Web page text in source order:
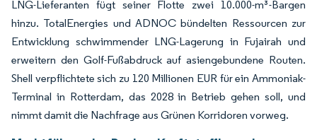
LNG-Lieferanten fügt seiner Flotte zwei 10.000-m³-Bargen
hinzu. TotalEnergies und ADNOC bündelten Ressourcen zur
Entwicklung schwimmender LNG-Lagerung in Fujairah und
erweitern den Golf-Fußabdruck auf asiengebundene Routen.
Shell verpflichtete sich zu 120 Millionen EUR für ein Ammoniak-
Terminal in Rotterdam, das 2028 in Betrieb gehen soll, und
nimmt damit die Nachfrage aus Grünen Korridoren vorweg.